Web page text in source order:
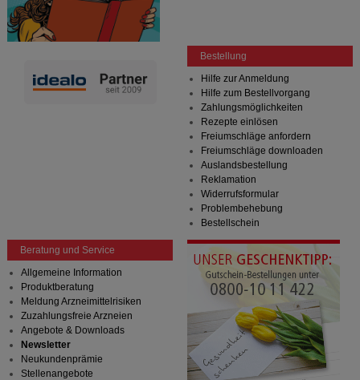
Bestellung
Hilfe zur Anmeldung
Hilfe zum Bestellvorgang
Zahlungsmöglichkeiten
Rezepte einlösen
Freiumschläge anfordern
Freiumschläge downloaden
Auslandsbestellung
Reklamation
Widerrufsformular
Problembehebung
Bestellschein
Beratung und Service
Allgemeine Information
Produktberatung
Meldung Arzneimittelrisiken
Zuzahlungsfreie Arzneien
Angebote & Downloads
Newsletter
Neukundenprämie
Stellenangebote